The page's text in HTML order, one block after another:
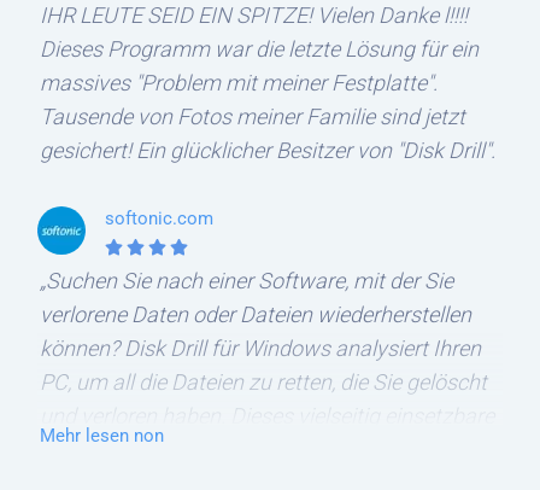
IHR LEUTE SEID EIN SPITZE! Vielen Danke l!!!!
Dieses Programm war die letzte Lösung für ein
massives "Problem mit meiner Festplatte".
Tausende von Fotos meiner Familie sind jetzt
gesichert! Ein glücklicher Besitzer von "Disk Drill".
softonic.com
„Suchen Sie nach einer Software, mit der Sie
verlorene Daten oder Dateien wiederherstellen
können? Disk Drill für Windows analysiert Ihren
PC, um all die Dateien zu retten, die Sie gelöscht
und verloren haben. Dieses vielseitig einsetzbare
Programm kann bis zu 200 Dateitypen
Mehr lesen non